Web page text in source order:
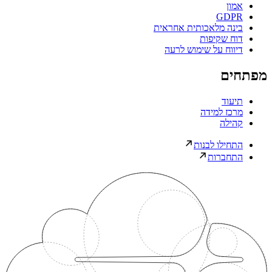
אמון
GDPR
בינה מלאכותית אחראית
דוח שקיפות
דיווח על שימוש לרעה
מפתחים
תיעוד
מרכז למידה
קהילה
התחילו לבנות
התחברות